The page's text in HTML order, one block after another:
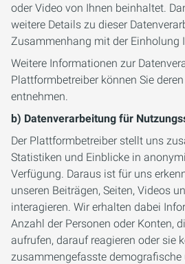
oder Video von Ihnen beinhaltet.
weitere Details zu dieser
Zusammenhang mit der Einholung
Weitere Informationen zur
Plattformbetreiber können Sie
entnehmen.
b) Datenverarbeitung für
Der Plattformbetreiber stellt uns
Statistiken und Einblicke in
Verfügung. Daraus ist für uns
unseren Beiträgen, Seiten, Videos
interagieren. Wir erhalten dabei
Anzahl der Personen oder Konten,
aufrufen, darauf reagieren oder sie
zusammengefasste demografische